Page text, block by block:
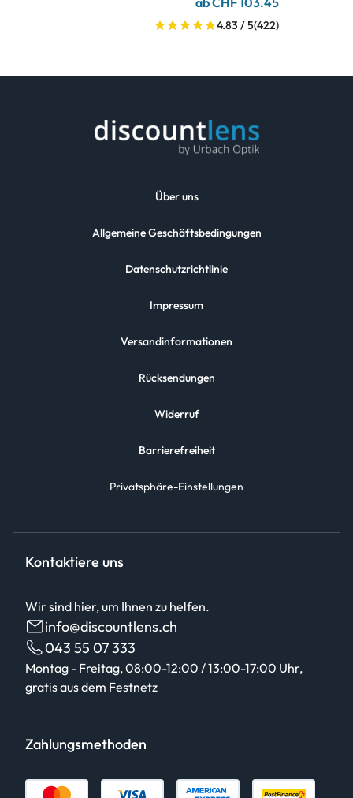
4.83 / 5(422)
Über uns
Allgemeine Geschäftsbedingungen
Datenschutzrichtlinie
Impressum
Versandinformationen
Rücksendungen
Widerruf
Barrierefreiheit
Privatsphäre-Einstellungen
Kontaktiere uns
Wir sind hier, um Ihnen zu helfen.
info@discountlens.ch
043 55 07 333
Montag - Freitag, 08:00-12:00 / 13:00-17:00 Uhr,
gratis aus dem Festnetz
Zahlungsmethoden